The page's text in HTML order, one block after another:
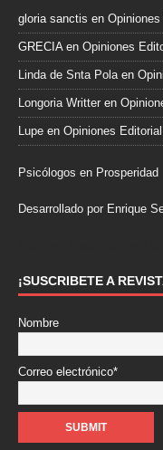
gloria sanctis en
GRECIAen Opiniones
Linda de Snta Polaen
Longoria Writter en
Lupe en Opiniones
Psicólogos en Prosperidad
Desarrollado por Enrique
¡SUSCRIBETE A
Nombre
Correo electrónico*